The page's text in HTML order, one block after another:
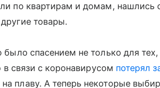
по квартирам и домам, нашлись
товары.
было спасением не только для
в связи с коронавирусом потерял
плаву. А теперь некоторые